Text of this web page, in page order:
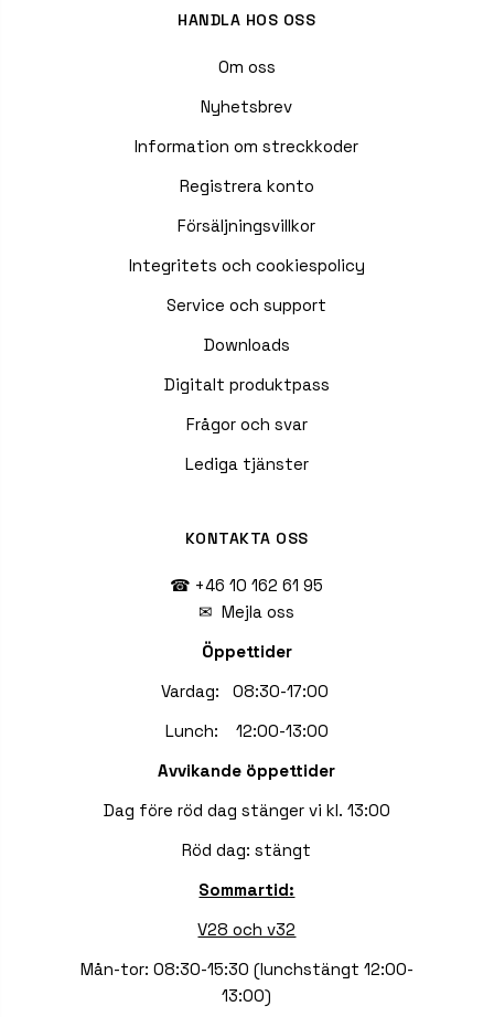
HANDLA HOS OSS
Om oss
Nyhetsbrev
Information om streckkoder
Registrera konto
Försäljningsvillkor
Integritets och cookiespolicy
Service och support
Downloads
Digitalt produktpass
Frågor och svar
Lediga tjänster
KONTAKTA OSS
☎ +46 10 162 61 95
✉Mejla oss
Öppettider
Vardag: 08:30-17:00
Lunch: 12:00-13:00
Avvikande öppettider
Dag före röd dag stänger vi kl. 13:00
Röd dag: stängt
Sommartid:
V28 och v32
Mån-tor: 08:30-15:30 (lunchstängt 12:00-
13:00)